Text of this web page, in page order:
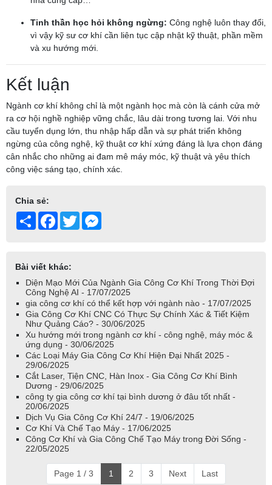
Tinh thần học hỏi không ngừng: Công nghệ luôn thay đổi,
vì vậy kỹ sư cơ khí cần liên tục cập nhật kỹ thuật, phần mềm
và xu hướng mới.
Kết luận
Ngành cơ khí không chỉ là một ngành học mà còn là cánh cửa mở
ra cơ hội nghề nghiệp vững chắc, lâu dài trong tương lai. Với nhu
cầu tuyển dụng lớn, thu nhập hấp dẫn và sự phát triển không
ngừng của công nghệ, kỹ thuật cơ khí xứng đáng là lựa chọn đáng
cân nhắc cho những ai đam mê máy móc, kỹ thuật và yêu thích
công việc sáng tạo, chính xác.
Chia sẻ:
Share Facebook
Twitter
Bài viết khác:
Diện Mạo Mới Của Ngành Gia Công Cơ Khí Trong Thời Đợi
Công Nghệ AI - 17/07/2025
gia công cơ khí có thể kết hợp với ngành nào - 17/07/2025
Gia Công Cơ Khí CNC Có Thực Sự Chính Xác & Tiết Kiệm
Như Quảng Cáo? - 30/06/2025
Xu hướng mới trong ngành cơ khí - công nghệ, máy móc &
ứng dụng - 30/06/2025
Các Loại Máy Gia Công Cơ Khí Hiện Đại Nhất 2025 -
29/06/2025
Cắt Laser, Tiện CNC, Hàn Inox - Gia Công Cơ Khí Bình
Dương - 29/06/2025
công ty gia công cơ khí tại bình dương ở đâu tốt nhất -
20/06/2025
Dịch Vụ Gia Công Cơ Khí 24/7 - 19/06/2025
Cơ Khí Và Chế Tạo Máy - 17/06/2025
Công Cơ Khí và Gia Công Chế Tạo Máy trong Đời Sống -
22/05/2025
Page 1 / 3 1 2 3 Next Last